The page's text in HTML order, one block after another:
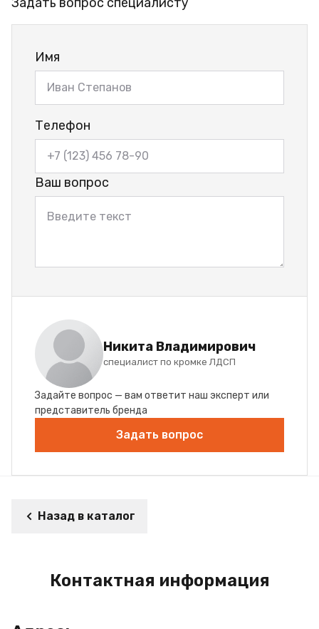
Имя
Телефон
Ваш вопрос
Никита Владимирович
специалист по кромке ЛДСП
Задайте вопрос — вам ответит наш эксперт или
представитель бренда
Задать вопрос
Назад в каталог
Контактная информация